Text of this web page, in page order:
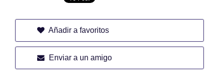
Añadir a favoritos
Enviar a un amigo